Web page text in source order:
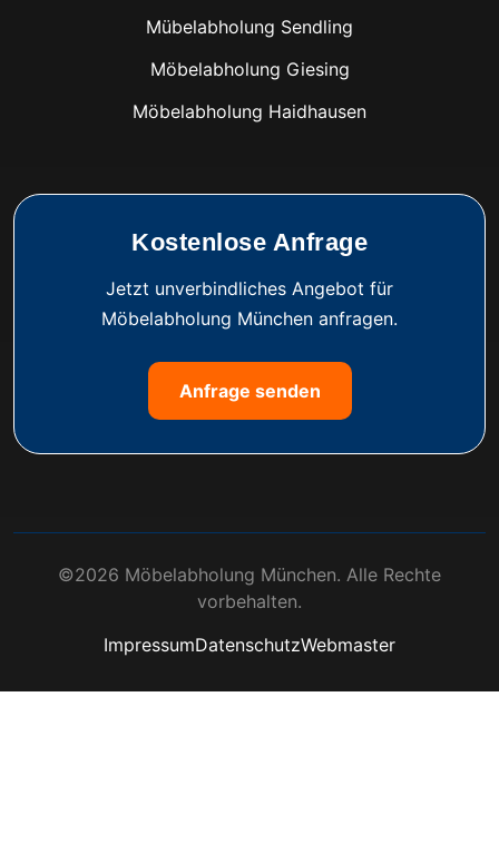
Mübelabholung Sendling
Möbelabholung Giesing
Möbelabholung Haidhausen
Kostenlose Anfrage
Jetzt unverbindliches Angebot für
Möbelabholung München anfragen.
Anfrage senden
©2026 Möbelabholung München. Alle Rechte
vorbehalten.
ImpressumDatenschutzWebmaster